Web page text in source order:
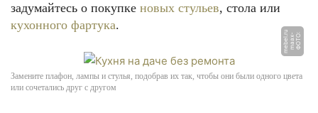
задумайтесь о покупке новых стульев, стола или
кухонного фартука.
Ф
О
Т
О:
m
a
a
x
-
m
e
b
el.
r
u
Замените плафон, лампы и стулья, подобрав их так, чтобы они были одного цвета
или сочетались друг с другом